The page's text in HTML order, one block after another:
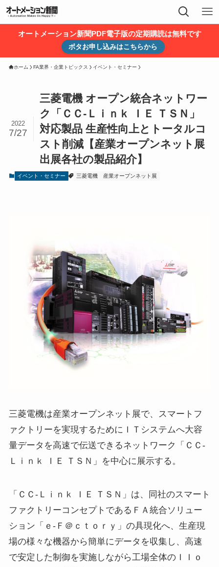
オートメーション新聞PDF電子版の定期購読は無料です
ボタお申し込みはこちらから
ホーム FA業界・企業トピックス イベント・セミナー
三菱電機 オープン統合ネットワー
ク「ＣＣ-Ｌｉｎｋ ＩＥ ＴＳＮ」
対応製品 生産性向上とトータルコ
スト削減【産業オープンネット展
出展各社の製品紹介】
2022
7/27
イベント・セミナー 三菱電機 産業オープンネット展
三菱電機は産業オープンネット展で、スマートフ
ァクトリーを実現するためにＩＴシステムへ大容
量データを高速で伝送できるネットワーク「ＣＣ-
Ｌｉｎｋ ＩＥ ＴＳＮ」を中心に展示する。
「ＣＣ-Ｌｉｎｋ ＩＥ ＴＳＮ」は、同社のスマート
ファクトリーコンセプトであるＦＡ統合ソリュー
ション「ｅ-Ｆ＠ｃｔｏｒｙ」の具現化へ、生産現
場の様々な機器から簡単にデータを収集し、高速
で安定した制御を実施しながら工場全体のＩＩｏ